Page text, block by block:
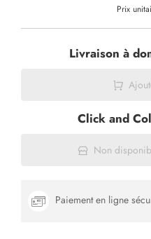
Prix
Livraison à
Click and
Non
Paiement en ligne